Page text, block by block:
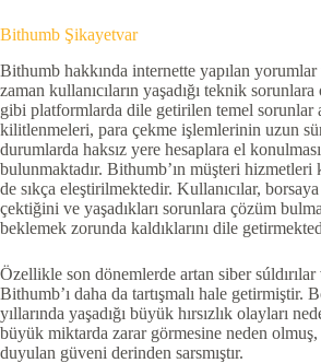
Bithumb Şikayetvar
Bithumb hakkında internette yapılan
zaman kullanıcıların yaşadığı teknik
gibi platformlarda dile getirilen temel sorunlar
kilitlenmeleri, para çekme işlemlerinin uzun
durumlarda haksız yere hesaplara el
bulunmaktadır. Bithumb’ın müşteri
de sıkça eleştirilmektedir. Kullanıcılar,
çektiğini ve yaşadıkları sorunlara çözüm
beklemek zorunda kaldıklarını dile
Özellikle son dönemlerde artan siber
Bithumb’ı daha da tartışmalı hale getirmiştir.
yıllarında yaşadığı büyük hırsızlık olayları
büyük miktarda zarar görmesine neden
duyulan güveni derinden sarsmıştır.